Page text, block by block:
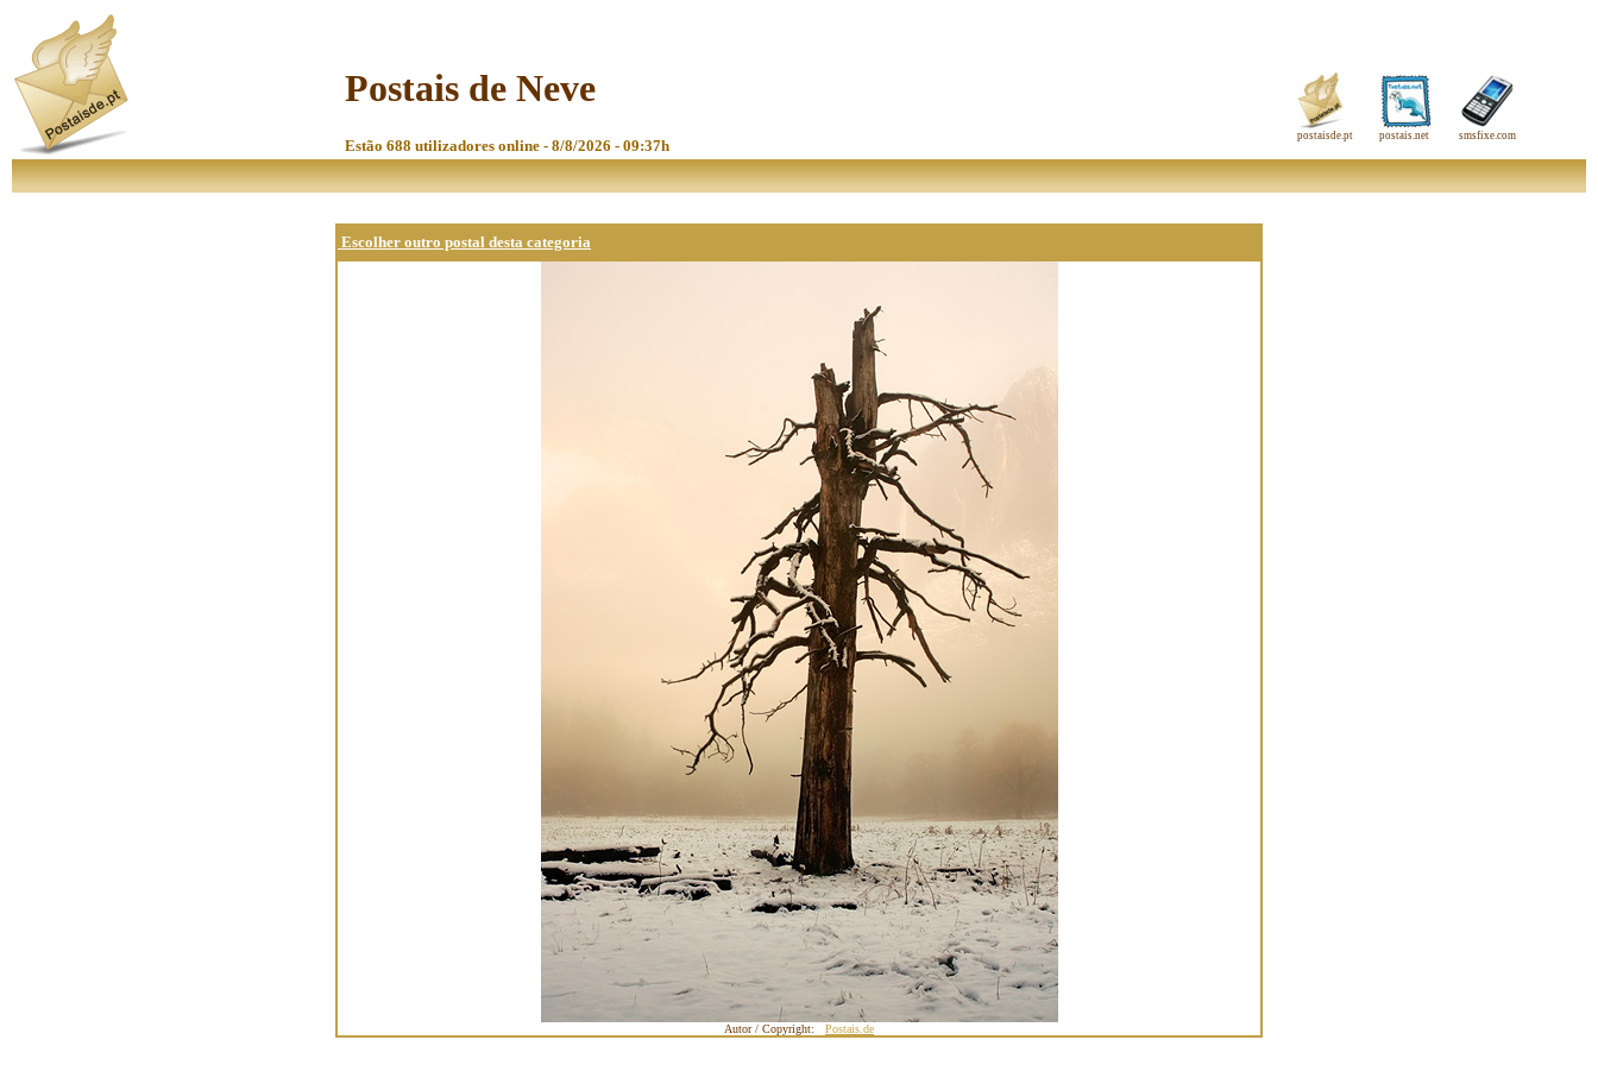
Postais de Neve
Estão 688 utilizadores online - 8/8/2026 - 09:37h
postaisde.pt postais.net smsfixe.com
Escolher outro postal desta categoria
Autor / Copyright: Postais.de